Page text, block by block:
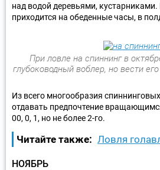
над водой деревьями,
приходится на обеденные часы, в
При ловле на спиннинг в
глубоководный воблер, но вести
Из всего многообразия
отдавать предпочтение
00, 0, 1, но не более 2-го.
Читайте также: Ловля
НОЯБРЬ